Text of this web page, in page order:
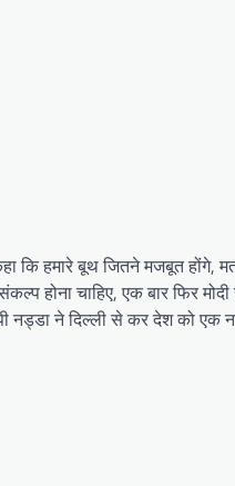
हमारे बूथ जितने मजबूत होंगे,
होना चाहिए, एक बार फिर
नड्डा ने दिल्ली से कर देश को एक